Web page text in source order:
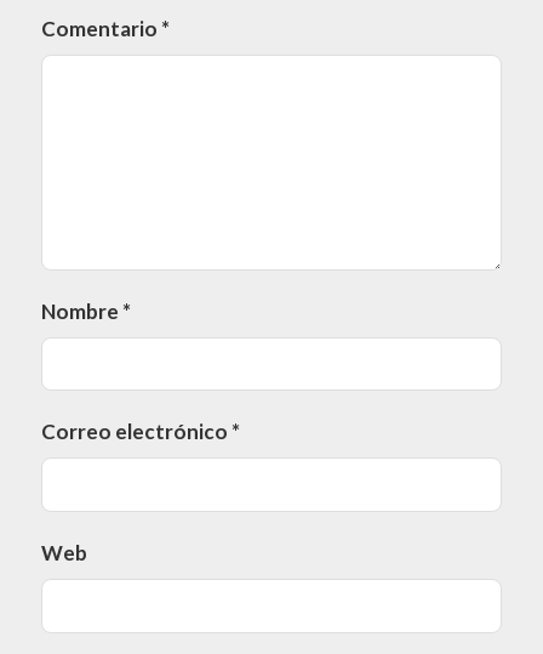
Comentario *
Nombre *
Correo electrónico *
Web